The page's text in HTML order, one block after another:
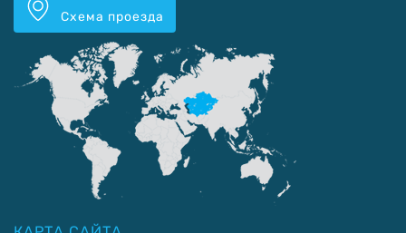
Схема проезда